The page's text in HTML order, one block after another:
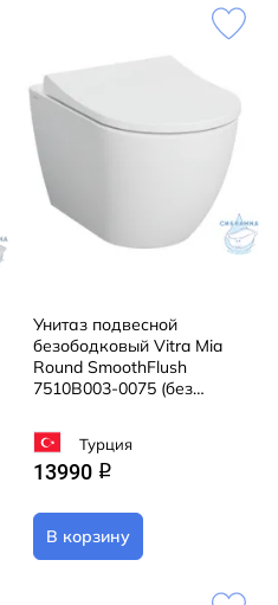
Унитаз подвесной
безободковый Vitra Mia
Round SmoothFlush
7510B003-0075 (без
Турция
13990 q
В корзину